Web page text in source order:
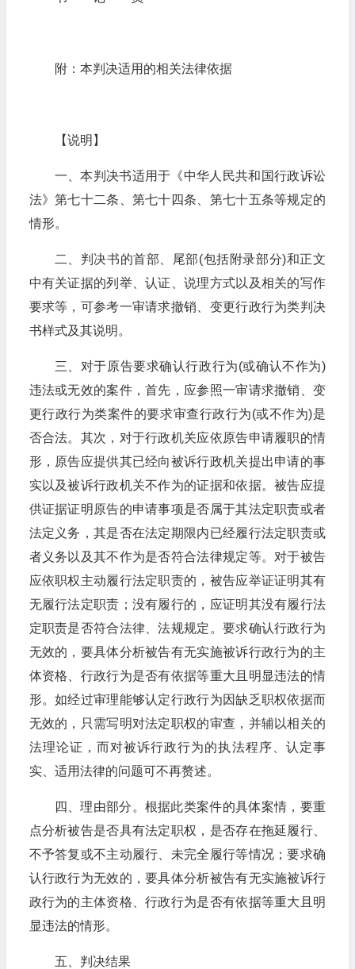
附：本判决适用的相关法律依据
【说明】
一、本判决书适用于《中华人民共和国行政诉讼
法》第七十二条、第七十四条、第七十五条等规定的
情形。
二、判决书的首部、尾部(包括附录部分)和正文
中有关证据的列举、认证、说理方式以及相关的写作
要求等，可参考一审请求撤销、变更行政行为类判决
书样式及其说明。
三、对于原告要求确认行政行为(或确认不作为)
违法或无效的案件，首先，应参照一审请求撤销、变
更行政行为类案件的要求审查行政行为(或不作为)是
否合法。其次，对于行政机关应依原告申请履职的情
形，原告应提供其已经向被诉行政机关提出申请的事
实以及被诉行政机关不作为的证据和依据。被告应提
供证据证明原告的申请事项是否属于其法定职责或者
法定义务，其是否在法定期限内已经履行法定职责或
者义务以及其不作为是否符合法律规定等。对于被告
应依职权主动履行法定职责的，被告应举证证明其有
无履行法定职责；没有履行的，应证明其没有履行法
定职责是否符合法律、法规规定。要求确认行政行为
无效的，要具体分析被告有无实施被诉行政行为的主
体资格、行政行为是否有依据等重大且明显违法的情
形。如经过审理能够认定行政行为因缺乏职权依据而
无效的，只需写明对法定职权的审查，并辅以相关的
法理论证，而对被诉行政行为的执法程序、认定事
实、适用法律的问题可不再赘述。
四、理由部分。根据此类案件的具体案情，要重
点分析被告是否具有法定职权，是否存在拖延履行、
不予答复或不主动履行、未完全履行等情况；要求确
认行政行为无效的，要具体分析被告有无实施被诉行
政行为的主体资格、行政行为是否有依据等重大且明
显违法的情形。
五、判决结果